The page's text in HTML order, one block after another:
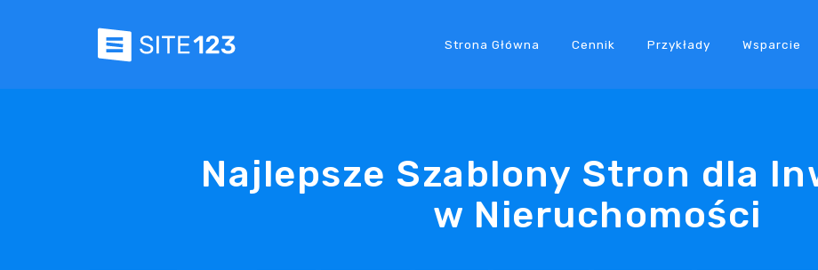
Strona Główna Cennik Przykłady Wsparcie
Najlepsze Szablony Stron dla
w Nieruchomości